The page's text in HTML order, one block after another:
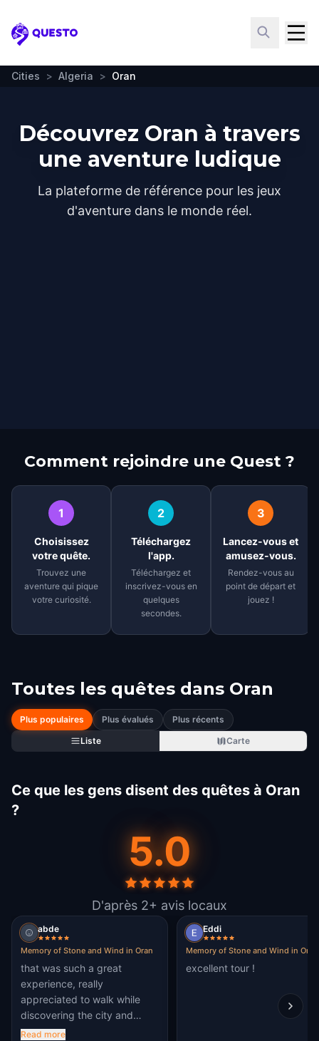
Questo
Cities > Algeria > Oran
Découvrez Oran à travers
une aventure ludique
La plateforme de référence pour les jeux
d'aventure dans le monde réel.
Comment rejoindre une Quest ?
1
Choisissez
votre quête.
Trouvez une
aventure qui pique
votre curiosité.
2
Téléchargez
l'app.
Téléchargez et
inscrivez-vous en
quelques
secondes.
3
Lancez-vous et
amusez-vous.
Rendez-vous au
point de départ et
jouez !
Toutes les quêtes dans Oran
Plus populaires Plus évalués
Plus récents
Liste
Carte
Ce que les gens disent des quêtes à Oran
?
5.0
D'après 2+ avis locaux
abde
Memory of Stone and Wind in Oran
that was such a great
experience, really
appreciated to walk while
discovering the city and
search through it deepest
Read more
Eddi
Memory of Stone and Wind in Oran
excellent tour !